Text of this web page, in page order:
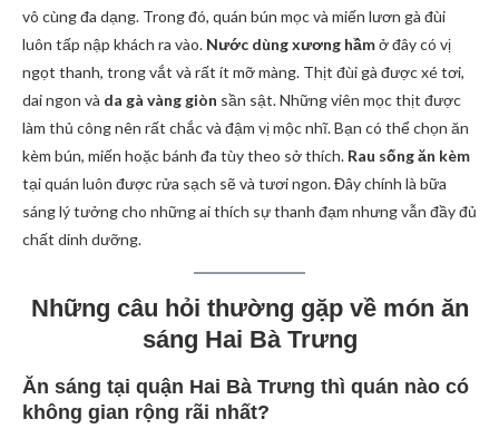
vô cùng đa dạng. Trong đó, quán bún mọc và miến lươn gà đùi
luôn tấp nập khách ra vào. Nước dùng xương hầmở đây có vị
ngọt thanh, trong vắt và rất ít mỡ màng. Thịt đùi gà được xé tơi,
dai ngon và da gà vàng giòn sần sật. Những viên mọc thịt được
làm thủ công nên rất chắc và đậm vị mộc nhĩ. Bạn có thể chọn ăn
kèm bún, miến hoặc bánh đa tùy theo sở thích. Rau sống ăn kèm
tại quán luôn được rửa sạch sẽ và tươi ngon. Đây chính là bữa
sáng lý tưởng cho những ai thích sự thanh đạm nhưng vẫn đầy đủ
chất dinh dưỡng.
Những câu hỏi thường gặp về món ăn
sáng Hai Bà Trưng
Ăn sáng tại quận Hai Bà Trưng thì quán nào có
không gian rộng rãi nhất?